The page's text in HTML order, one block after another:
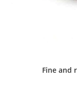
Fine and